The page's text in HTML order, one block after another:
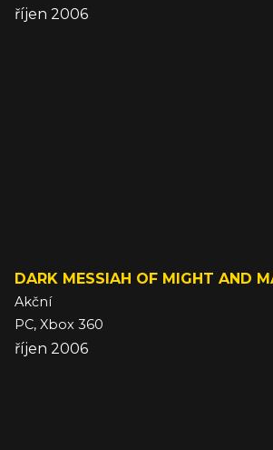
říjen 2006
DARK MESSIAH OF MIGHT AND
Akční
PC, Xbox 360
říjen 2006